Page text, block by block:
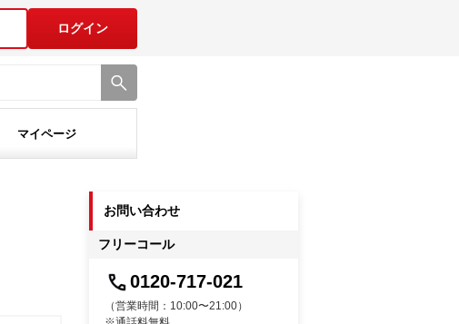
ログイン
マイページ
お問い合わせ
フリーコール
0120-717-021
（営業時間：10:00〜21:00）